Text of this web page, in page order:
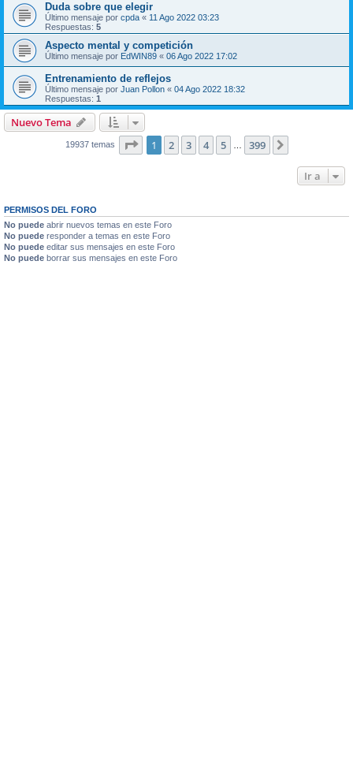
Duda sobre que elegir
Último mensaje por cpda « 11 Ago 2022 03:23
Respuestas: 5
Aspecto mental y competición
Último mensaje por EdWIN89 « 06 Ago 2022 17:02
Entrenamiento de reflejos
Último mensaje por Juan Pollon « 04 Ago 2022 18:32
Respuestas: 1
Nuevo Tema
19937 temas Página de 399
1 2 3 4 5 399
Ir a
PERMISOS DEL FORO
No puede abrir nuevos temas en este Foro
No puede responder a temas en este Foro
No puede editar sus mensajes en este Foro
No puede borrar sus mensajes en este Foro